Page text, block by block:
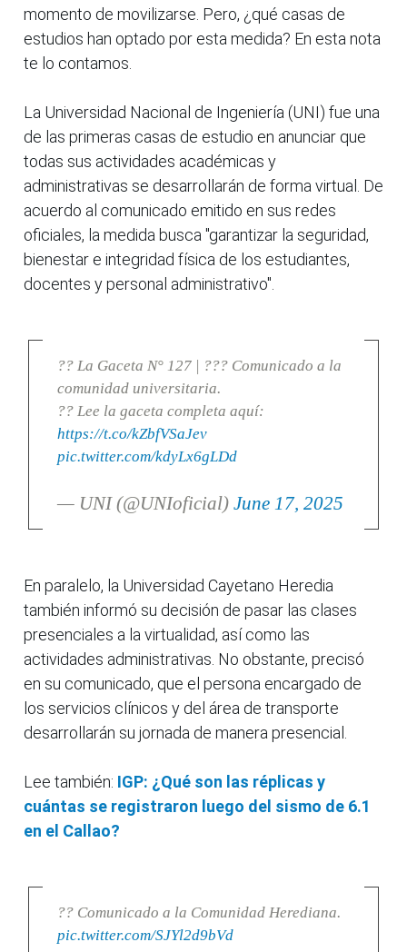
momento de movilizarse. Pero, ¿qué casas de
estudios han optado por esta medida? En esta nota
te lo contamos.
La Universidad Nacional de Ingeniería (UNI) fue una
de las primeras casas de estudio en anunciar que
todas sus actividades académicas y
administrativas se desarrollarán de forma virtual. De
acuerdo al comunicado emitido en sus redes
oficiales, la medida busca "garantizar la seguridad,
bienestar e integridad física de los estudiantes,
docentes y personal administrativo".
?? La Gaceta N° 127 | ??? Comunicado a la
comunidad universitaria.
?? Lee la gaceta completa aquí:
https://t.co/kZbfVSaJev
pic.twitter.com/kdyLx6gLDd
— UNI (@UNIoficial) June 17, 2025
En paralelo, la Universidad Cayetano Heredia
también informó su decisión de pasar las clases
presenciales a la virtualidad, así como las
actividades administrativas. No obstante, precisó
en su comunicado, que el persona encargado de
los servicios clínicos y del área de transporte
desarrollarán su jornada de manera presencial.
Lee también: IGP: ¿Qué son las réplicas y
cuántas se registraron luego del sismo de 6.1
en el Callao?
?? Comunicado a la Comunidad Herediana.
pic.twitter.com/SJYl2d9bVd